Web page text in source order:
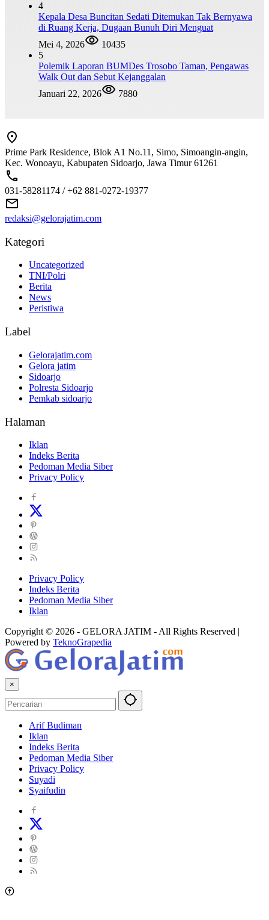
4
Kepala Desa Buncitan Sedati Ditemukan Tak Bernyawa
di Ruang Kerja, Dugaan Bunuh Diri Menguat
Mei 4, 2026
10435
5
Polemik Laporan BUMDes Trosobo Taman, Pengawas
Walk Out dan Sebut Kejanggalan
Januari 22, 2026
7880
Prime Park Residence, Blok A1 No.11, Simo, Simoangin-angin,
Kec. Wonoayu, Kabupaten Sidoarjo, Jawa Timur 61261
031-58281174 / +62 881-0272-19377
redaksi@gelorajatim.com
Kategori
Uncategorized
TNI/Polri
Berita
News
Peristiwa
Label
Gelorajatim.com
Gelora jatim
Sidoarjo
Polresta Sidoarjo
Pemkab sidoarjo
Halaman
Iklan
Indeks Berita
Pedoman Media Siber
Privacy Policy
Privacy Policy
Indeks Berita
Pedoman Media Siber
Iklan
Copyright © 2026 - GELORA JATIM - All Rights Reserved |
Powered by TeknoGrapedia
×
Arif Budiman
Iklan
Indeks Berita
Pedoman Media Siber
Privacy Policy
Suyadi
Syaifudin